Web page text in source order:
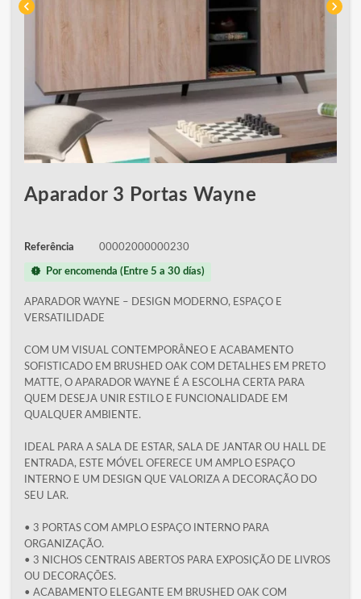
chevron_left chevron_right
Aparador 3 Portas Wayne
Referência 00002000000230
new_releases Por encomenda (Entre 5 a 30 días)
APARADOR WAYNE – DESIGN MODERNO, ESPAÇO E
VERSATILIDADE
COM UM VISUAL CONTEMPORÂNEO E ACABAMENTO
SOFISTICADO EM BRUSHED OAK COM DETALHES EM PRETO
MATTE, O APARADOR WAYNE É A ESCOLHA CERTA PARA
QUEM DESEJA UNIR ESTILO E FUNCIONALIDADE EM
QUALQUER AMBIENTE.
IDEAL PARA A SALA DE ESTAR, SALA DE JANTAR OU HALL DE
ENTRADA, ESTE MÓVEL OFERECE UM AMPLO ESPAÇO
INTERNO E UM DESIGN QUE VALORIZA A DECORAÇÃO DO
SEU LAR.
• 3 PORTAS COM AMPLO ESPAÇO INTERNO PARA
ORGANIZAÇÃO.
• 3 NICHOS CENTRAIS ABERTOS PARA EXPOSIÇÃO DE LIVROS
OU DECORAÇÕES.
• ACABAMENTO ELEGANTE EM BRUSHED OAK COM